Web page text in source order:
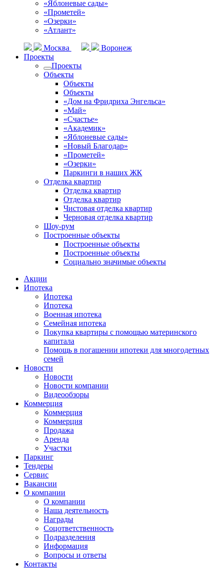
«Яблоневые сады»
«Прометей»
«Озерки»
«Атлант»
Москва
Воронеж
Проекты
Проекты
Объекты
Объекты
Объекты
«Дом на Фридриха Энгельса»
«Май»
«Счастье»
«Академик»
«Яблоневые сады»
«Новый Благодар»
«Прометей»
«Озерки»
Паркинги в наших ЖК
Отделка квартир
Отделка квартир
Отделка квартир
Чистовая отделка квартир
Черновая отделка квартир
Шоу-рум
Построенные объекты
Построенные объекты
Построенные объекты
Социально значимые объекты
Акции
Ипотека
Ипотека
Ипотека
Военная ипотека
Семейная ипотека
Покупка квартиры с помощью материнского
капитала
Помощь в погашении ипотеки для многодетных
семей
Новости
Новости
Новости компании
Видеообзоры
Коммерция
Коммерция
Коммерция
Продажа
Аренда
Участки
Паркинг
Тендеры
Сервис
Вакансии
О компании
О компании
Наша деятельность
Награды
Соцответственность
Подразделения
Информация
Вопросы и ответы
Контакты